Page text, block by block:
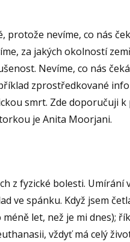
protože nevíme, co nás
za jakých okolností
Nevíme, co nás
zprostředkované
smrt. Zde doporučuji
je Anita Moorjani.
z fyzické bolesti. Umírání
ve spánku. Když jsem
let, než je mi dnes);
vždyť má celý